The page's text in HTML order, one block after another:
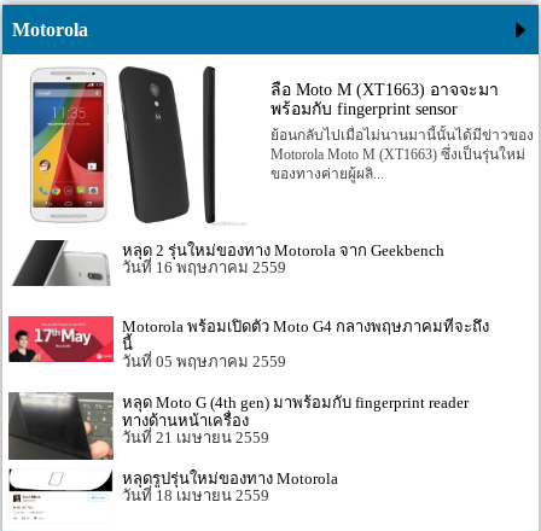
Motorola
ลือ Moto M (XT1663) อาจจะมา
พร้อมกับ fingerprint sensor
ย้อนกลับไปเมื่อไม่นานมานี้นั้นได้มีข่าวของ
Motorola Moto M (XT1663) ซึ่งเป็นรุ่นใหม่
ของทางค่ายผู้ผลิ...
หลุด 2 รุ่นใหม่ของทาง Motorola จาก Geekbench
16 พฤษภาคม 2559
Motorola พร้อมเปิดตัว Moto G4 กลางพฤษภาคมที่จะถึง
นี้
05 พฤษภาคม 2559
หลุด Moto G (4th gen) มาพร้อมกับ fingerprint reader
ทางด้านหน้าเครื่อง
21 เมษายน 2559
หลุดรูปรุ่นใหม่ของทาง Motorola
18 เมษายน 2559